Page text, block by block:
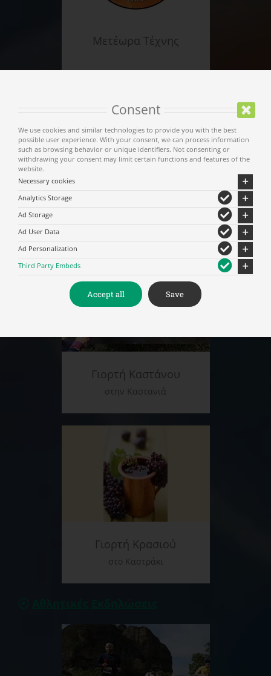
Μετέωρα Τέχνης
Γιορτή Καστάνου
στην Καστανιά
Γιορτή Κρασιού
στο Καστράκι
Consent
We use cookies and similar technologies to provide you with the best
possible user experience. With your consent, we can process information
such as browsing behavior or unique identifiers. Not consenting or
withdrawing your consent may limit certain functions and features of the
website.
Necessary cookies
Analytics Storage
Ad Storage
Ad User Data
Ad Personalization
Third Party Embeds
Accept all Save